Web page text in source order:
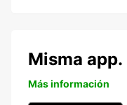
Misma
Más información